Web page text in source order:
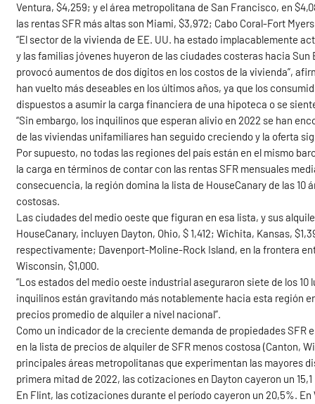
Ventura, $4,259; y el área metropolitana de San Francisco, en
las rentas SFR más altas son Miami, $3,972; Cabo Coral-Fort
“El sector de la vivienda de EE. UU. ha estado implacablemente
y las familias jóvenes huyeron de las ciudades costeras hacia
provocó aumentos de dos dígitos en los costos de la vivienda”,
han vuelto más deseables en los últimos años, ya que los
dispuestos a asumir la carga financiera de una hipoteca o se
“Sin embargo, los inquilinos que esperan alivio en 2022 se han
de las viviendas unifamiliares han seguido creciendo y la oferta
Por supuesto, no todas las regiones del país están en el mismo
la carga en términos de contar con las rentas SFR mensuales
consecuencia, la región domina la lista de HouseCanary de las
costosas.
Las ciudades del medio oeste que figuran en esa lista, y sus
HouseCanary, incluyen Dayton, Ohio, $ 1,412; Wichita, Kansas,
respectivamente; Davenport-Moline-Rock Island, en la frontera
Wisconsin, $1,000.
“Los estados del medio oeste industrial aseguraron siete de los
inquilinos están gravitando más notablemente hacia esta región
precios promedio de alquiler a nivel nacional”.
Como un indicador de la creciente demanda de propiedades SFR
en la lista de precios de alquiler de SFR menos costosa (Canton,
principales áreas metropolitanas que experimentan las mayores
primera mitad de 2022, las cotizaciones en Dayton cayeron un
En Flint, las cotizaciones durante el período cayeron un 20,5%.